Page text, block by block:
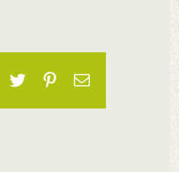
Facebook
TwitterPinterest
E-